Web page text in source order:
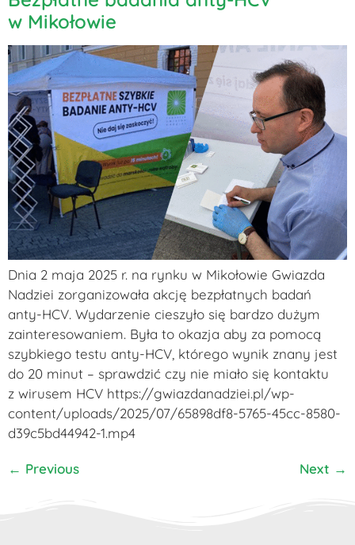
w Mikołowie
Dnia 2 maja 2025 r. na rynku w Mikołowie Gwiazda
Nadziei zorganizowała akcję bezpłatnych badań
anty-HCV. Wydarzenie cieszyło się bardzo dużym
zainteresowaniem. Była to okazja aby za pomocą
szybkiego testu anty-HCV, którego wynik znany jest
do 20 minut – sprawdzić czy nie miało się kontaktu
z wirusem HCV https://gwiazdanadziei.pl/wp-
content/uploads/2025/07/65898df8-5765-45cc-8580-
d39c5bd44942-1.mp4
← Previous Next →